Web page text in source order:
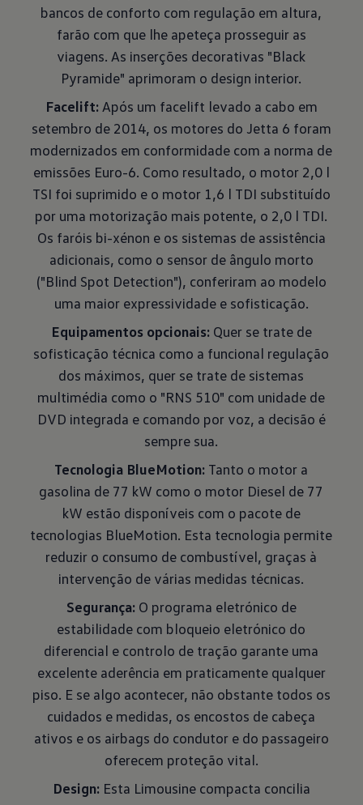
bancos de conforto com regulação em altura,
farão com que lhe apeteça prosseguir as
viagens. As inserções decorativas "Black
Pyramide" aprimoram o design interior.
Facelift:Após um facelift levado a cabo em
setembro de 2014, os motores do Jetta 6 foram
modernizados em conformidade com a norma de
emissões Euro-6. Como resultado, o motor 2,0 l
TSI foi suprimido e o motor 1,6 l TDI substituído
por uma motorização mais potente, o 2,0 l TDI.
Os faróis bi-xénon e os sistemas de assistência
adicionais, como o sensor de ângulo morto
("Blind Spot Detection"), conferiram ao modelo
uma maior expressividade e sofisticação.
Equipamentos opcionais:Quer se trate de
sofisticação técnica como a funcional regulação
dos máximos, quer se trate de sistemas
multimédia como o "RNS 510" com unidade de
DVD integrada e comando por voz, a decisão é
sempre sua.
Tecnologia BlueMotion: Tanto o motor a
gasolina de 77 kW como o motor Diesel de 77
kW estão disponíveis com o pacote de
tecnologias BlueMotion. Esta tecnologia permite
reduzir o consumo de combustível, graças à
intervenção de várias medidas técnicas.
Segurança:O programa eletrónico de
estabilidade com bloqueio eletrónico do
diferencial e controlo de tração garante uma
excelente aderência em praticamente qualquer
piso. E se algo acontecer, não obstante todos os
cuidados e medidas, os encostos de cabeça
ativos e os airbags do condutor e do passageiro
oferecem proteção vital.
Design:Esta Limousine compacta concilia